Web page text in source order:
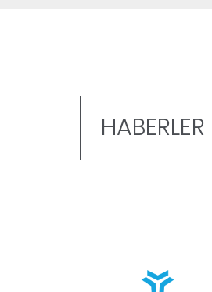
HABERLER